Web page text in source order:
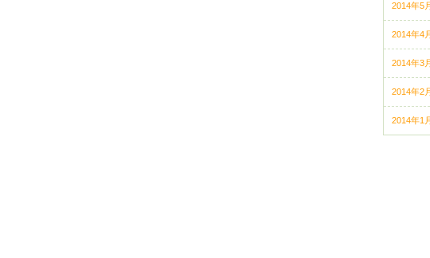
2014年5月
2014年4月
2014年3月
2014年2月
2014年1月